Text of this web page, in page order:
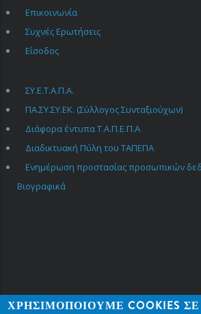
FOOTER
MENU
Επικοινωνία
Συχνές Ερωτήσεις
Είσοδος
USEFUL
LINKS
ΣΥ.Ε.Τ.Α.Π.Α.
ΠΑ.ΣΥ.ΣΥ.ΕΚ. (Σύλλογος Συνταξιούχων)
Διάφορα έντυπα Τ.Α.Π.Ε.Π.Α
Διαδικτυακή Πύλη του ΤΑΠΕΠΑ
Ενημέρωση προστασίας προσωπικών
Βιογραφικά
ΧΡΗΣΙΜΟΠΟΙΟΎΜΕ COOKIES